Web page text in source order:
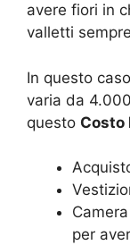
avere fiori in
valletti
In questo
varia da
questo Costo
per